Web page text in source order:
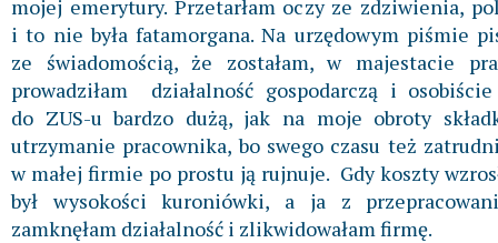
mojej emerytury. Przetarłam oczy ze zdziwienia,
i to nie była fatamorgana. Na urzędowym piśmie
ze świadomością, że zostałam, w majestacie
prowadziłam działalność gospodarczą i
do ZUS-u bardzo dużą, jak na moje obroty
utrzymanie pracownika, bo swego czasu też
w małej firmie po prostu ją rujnuje. Gdy koszty
był wysokości kuroniówki, a ja z
zamknęłam działalność i zlikwidowałam firmę.